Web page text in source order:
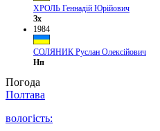
ХРОЛЬ Геннадій Юрійович
Зх
1984
СОЛЯНИК Руслан Олексійович
Нп
Погода
Полтава
вологість: